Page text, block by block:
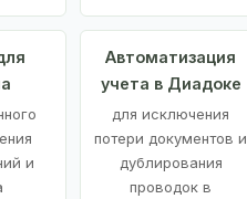
и
Автоматизация
учета в Диадоке
для исключения
потери документов и
дублирования
проводок в